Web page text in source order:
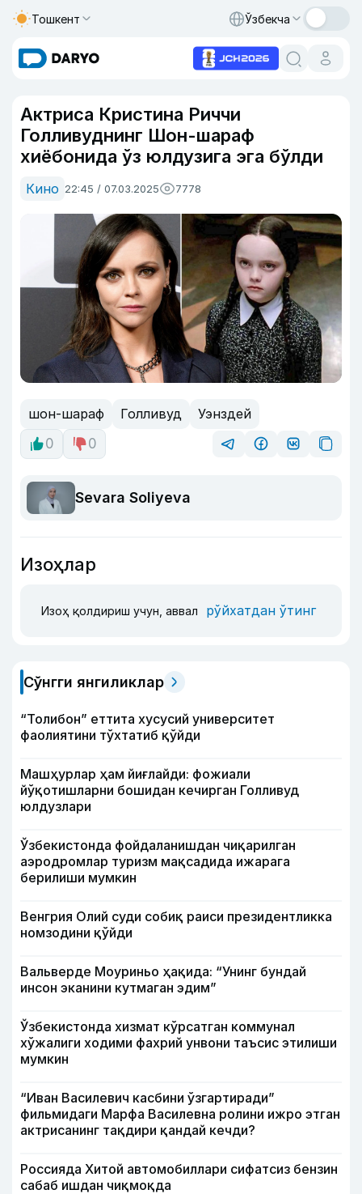
Тошкент Ўзбекча
Актриса Кристина Риччи
Голливуднинг Шон-шараф
хиёбонида ўз юлдузига эга бўлди
Кино 22:45 / 07.03.2025 7778
шон-шараф Голливуд
Уэнздей
0
0
Sevara Soliyeva
Изоҳлар
Изоҳ қолдириш учун, аввал рўйхатдан ўтинг
Сўнгги янгиликлар
“Толибон” еттита хусусий университет
фаолиятини тўхтатиб қўйди
Машҳурлар ҳам йиғлайди: фожиали
йўқотишларни бошидан кечирган Голливуд
юлдузлари
Ўзбекистонда фойдаланишдан чиқарилган
аэродромлар туризм мақсадида ижарага
берилиши мумкин
Венгрия Олий суди собиқ раиси президентликка
номзодини қўйди
Вальверде Моуриньо ҳақида: “Унинг бундай
инсон эканини кутмаган эдим”
Ўзбекистонда хизмат кўрсатган коммунал
хўжалиги ходими фахрий унвони таъсис этилиши
мумкин
“Иван Василевич касбини ўзгартиради”
фильмидаги Марфа Василевна ролини ижро этган
актрисанинг тақдири қандай кечди?
Россияда Хитой автомобиллари сифатсиз бензин
сабаб ишдан чиқмоқда